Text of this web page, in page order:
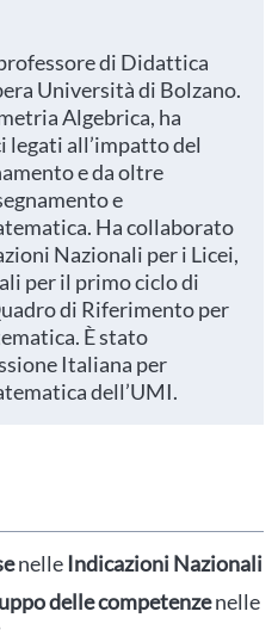
di Didattica
Università di Bolzano.
Algebrica, ha
all’impatto del
e da oltre
e
Ha collaborato
Nazionali per i Licei,
per il primo ciclo di
di Riferimento per
È stato
Italiana per
dell’UMI.
nelle Indicazioni Nazionali
delle competenzenelle